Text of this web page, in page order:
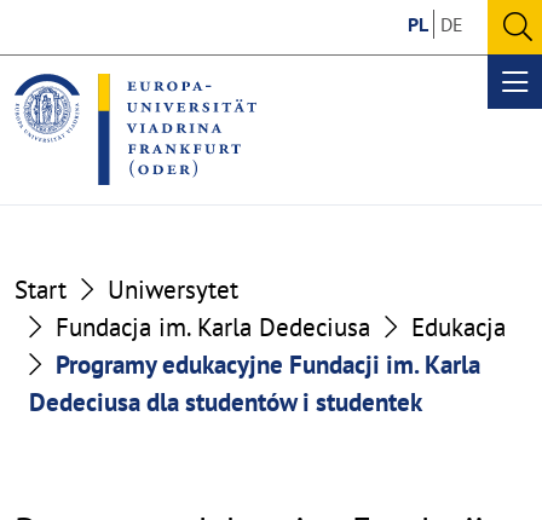
the
content
section
the
footer
section
PL DE
Start
Uniwersytet
Fundacja im. Karla Dedeciusa
Edukacja
Programy edukacyjne Fundacji im. Karla
Dedeciusa dla studentów i studentek